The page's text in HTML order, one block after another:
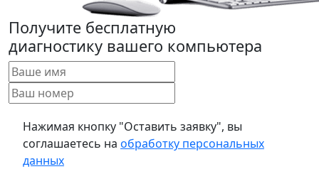
Получите бесплатную
диагностику вашего компьютера
Нажимая кнопку "Оставить заявку", вы
соглашаетесь на обработку персональных
данных